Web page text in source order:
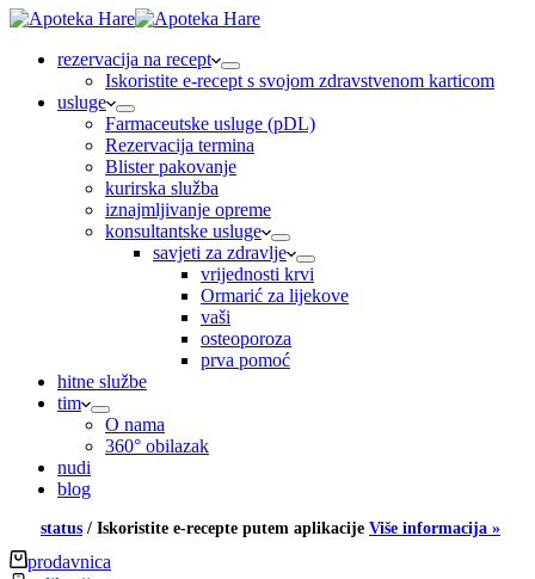
rezervacija na recept
Iskoristite e-recept s svojom zdravstvenom karticom
usluge
Farmaceutske usluge (pDL)
Rezervacija termina
Blister pakovanje
kurirska služba
iznajmljivanje opreme
konsultantske usluge
savjeti za zdravlje
vrijednosti krvi
Ormarić za lijekove
vaši
osteoporoza
prva pomoć
hitne službe
tim
O nama
360° obilazak
nudi
blog
status / Iskoristite e-recepte putem aplikacije Više informacija »
prodavnica